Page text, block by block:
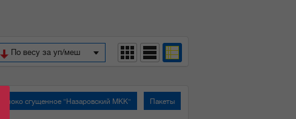
По весу за уп/меш
Молоко сгущенное "Назаровский МКК" Пакеты